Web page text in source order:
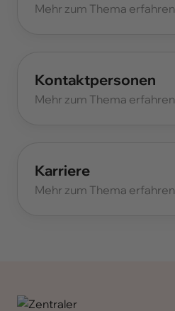
Mehr zum Thema erfahren
Kontaktpersonen
Mehr zum Thema erfahren
Karriere
Mehr zum Thema erfahren